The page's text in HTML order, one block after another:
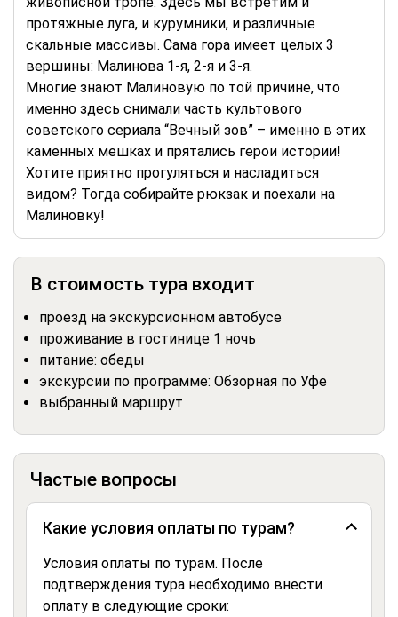
протяжные луга, и курумники, и различные
скальные массивы. Сама гора имеет целых 3
вершины: Малинова 1-я, 2-я и 3-я.
Многие знают Малиновую по той причине, что
именно здесь снимали часть культового
советского сериала “Вечный зов” – именно в этих
каменных мешках и прятались герои истории!
Хотите приятно прогуляться и насладиться
видом? Тогда собирайте рюкзак и поехали на
Малиновку!
В стоимость тура входит
проезд на экскурсионном автобусе
проживание в гостинице 1 ночь
питание: обеды
экскурсии по программе: Обзорная по Уфе
выбранный маршрут
Частые вопросы
Какие условия оплаты по турам?
Условия оплаты по турам. После
подтверждения тура необходимо внести
оплату в следующие сроки: